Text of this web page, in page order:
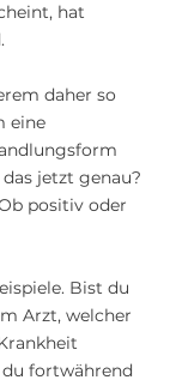
hat
daher so
eine
jetzt genau?
positiv oder
Bist du
Arzt, welcher
fortwährend